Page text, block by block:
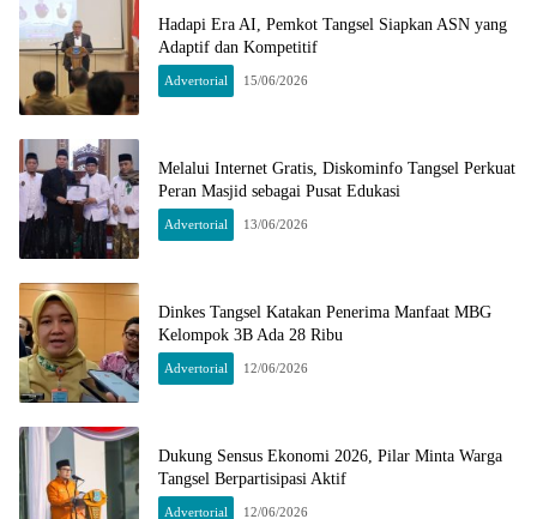
Hadapi Era AI, Pemkot Tangsel Siapkan ASN yang
Adaptif dan Kompetitif
Advertorial 15/06/2026
Melalui Internet Gratis, Diskominfo Tangsel Perkuat
Peran Masjid sebagai Pusat Edukasi
Advertorial 13/06/2026
Dinkes Tangsel Katakan Penerima Manfaat MBG
Kelompok 3B Ada 28 Ribu
Advertorial 12/06/2026
Dukung Sensus Ekonomi 2026, Pilar Minta Warga
Tangsel Berpartisipasi Aktif
Advertorial 12/06/2026